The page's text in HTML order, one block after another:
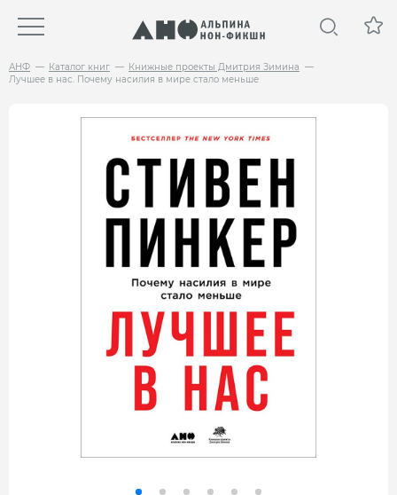
АНФ Каталог книг
Книжные проекты Дмитрия Зимина
Лучшее в нас. Почему насилия в мире стало меньше